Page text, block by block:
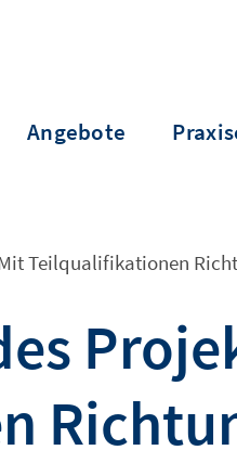
Angebote
Teilqualifikationen